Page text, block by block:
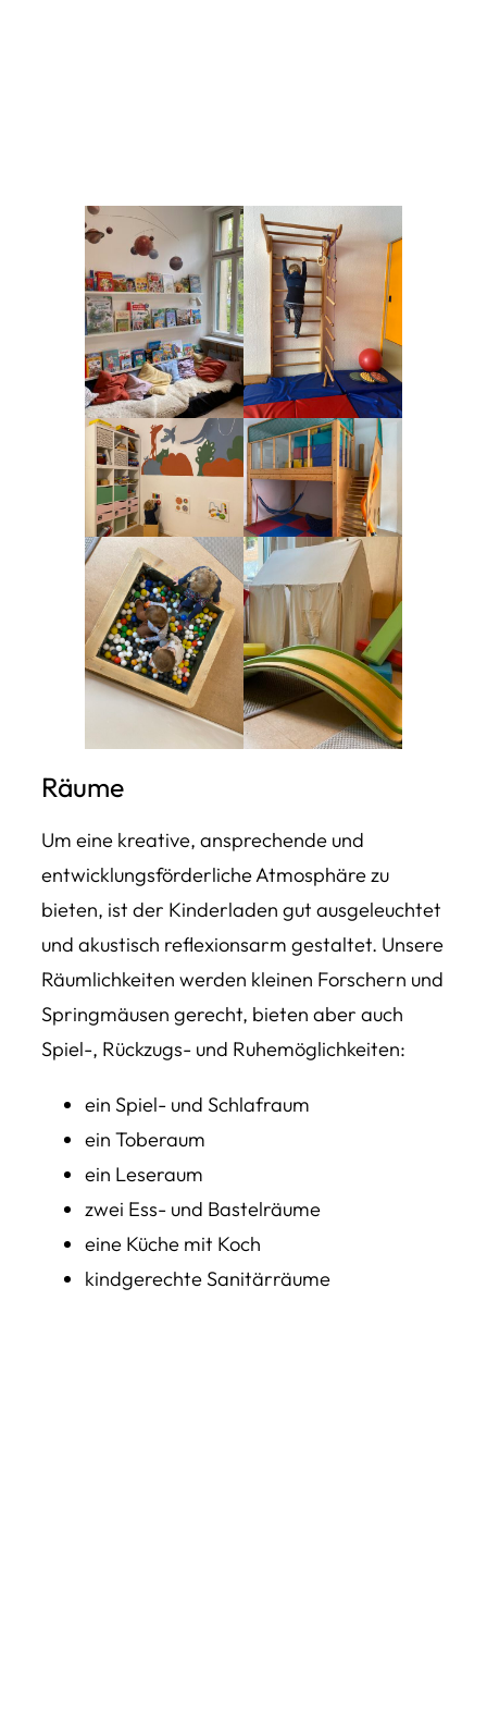
Räume
Um eine kreative, ansprechende und
entwicklungsförderliche Atmosphäre zu
bieten, ist der Kinderladen gut ausgeleuchtet
und akustisch reflexionsarm gestaltet. Unsere
Räumlichkeiten werden kleinen Forschern und
Springmäusen gerecht, bieten aber auch
Spiel-, Rückzugs- und Ruhemöglichkeiten:
ein Spiel- und Schlafraum
ein Toberaum
ein Leseraum
zwei Ess- und Bastelräume
eine Küche mit Koch
kindgerechte Sanitärräume